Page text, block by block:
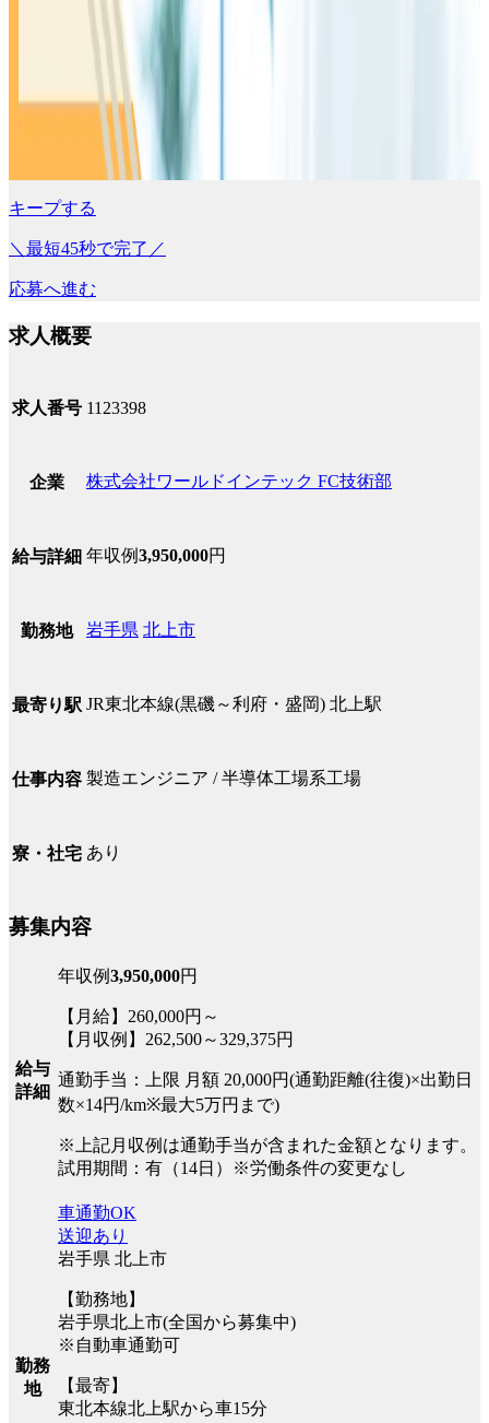
キープする
＼最短45秒で完了／
応募へ進む
求人概要
求人番号 1123398
企業 株式会社ワールドインテック FC技術部
給与詳細 年収例3,950,000円
勤務地 岩手県 北上市
最寄り駅 JR東北本線(黒磯～利府・盛岡) 北上駅
仕事内容 製造エンジニア / 半導体工場系工場
寮・社宅 あり
募集内容
給与
詳細
年収例3,950,000円
【月給】260,000円～
【月収例】262,500～329,375円
通勤手当：上限 月額 20,000円(通勤距離(往復)×出勤日
数×14円/km※最大5万円まで)
※上記月収例は通勤手当が含まれた金額となります。
試用期間：有（14日）※労働条件の変更なし
勤務
地
車通勤OK
送迎あり
岩手県 北上市
【勤務地】
岩手県北上市(全国から募集中)
※自動車通勤可
【最寄】
東北本線北上駅から車15分